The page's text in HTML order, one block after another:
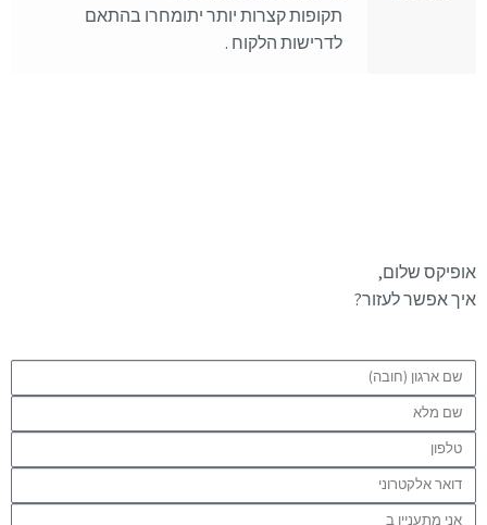
תקופות קצרות יותר יתומחרו בהתאם
לדרישות הלקוח .
אופיקס שלום,
איך אפשר לעזור?